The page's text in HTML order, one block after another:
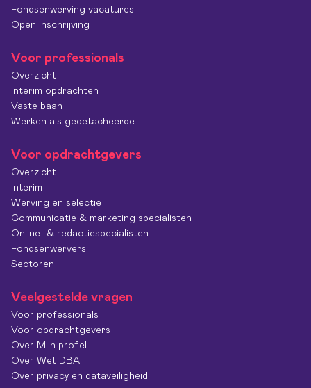
Fondsenwerving vacatures
Open inschrijving
Voor professionals
Overzicht
Interim opdrachten
Vaste baan
Werken als gedetacheerde
Voor opdrachtgevers
Overzicht
Interim
Werving en selectie
Communicatie & marketing specialisten
Online- & redactiespecialisten
Fondsenwervers
Sectoren
Veelgestelde vragen
Voor professionals
Voor opdrachtgevers
Over Mijn profiel
Over Wet DBA
Over privacy en dataveiligheid